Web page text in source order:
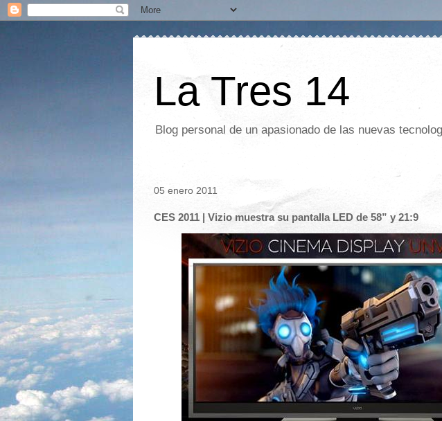
La Tres 14
Blog personal de un apasionado de las nuevas
05 enero 2011
CES 2011 | Vizio muestra su pantalla LED de 58” y 21:9